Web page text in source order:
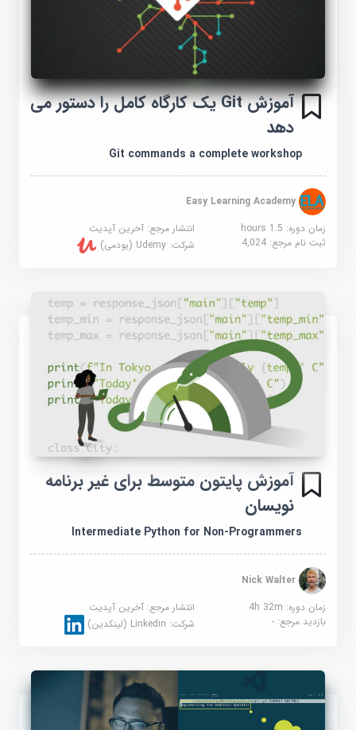
آموزش Git یک کارگاه کامل را دستور می
دهد
Git commands a complete workshop
Easy Learning Academy
زمان دوره: 1.5 hours
انتشار مرجع:آخرین آپدیت
ثبت نام مرجع:4,024 شرکت:Udemy (یودمی)
آموزش پایتون متوسط ​​برای غیر برنامه
نویسان
Intermediate Python for Non-Programmers
Nick Walter
زمان دوره: 4h 32m
انتشار مرجع:آخرین آپدیت
بازدید مرجع:- شرکت:Linkedin (لینکدین)